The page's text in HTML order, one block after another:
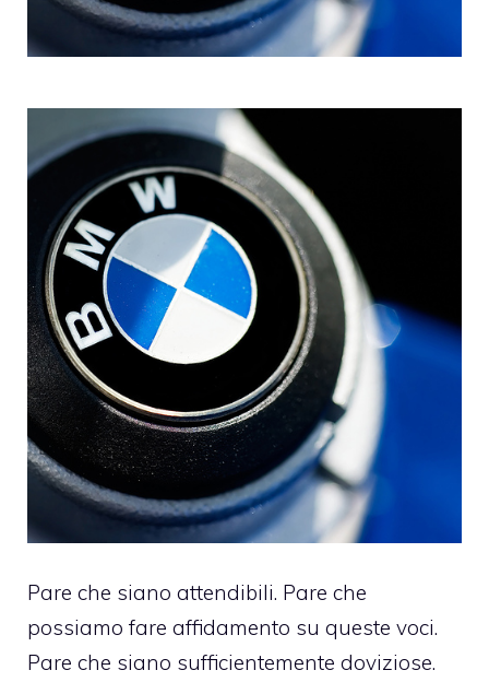
Pare che siano attendibili. Pare che
possiamo fare affidamento su queste voci.
Pare che siano sufficientemente doviziose.